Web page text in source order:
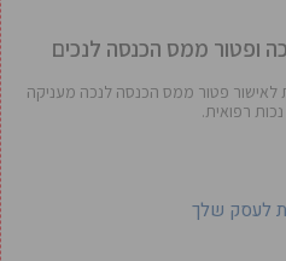
ופטור ממס הכנסה לנכים
לאישור פטור ממס הכנסה לנכה מעניקה
רפואית.